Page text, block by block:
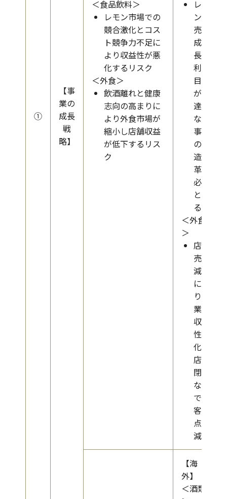
①
【事
業の
成長
戦
略】
＜食品飲料＞
レモン市場での
競合激化とコス
ト競争力不足に
より収益性が悪
化するリスク
＜外食＞
飲酒離れと健康
志向の高まりに
より外食市場が
縮小し店舗収益
が低下するリス
ク
レモ
ンの
売上
成
長、
利益
目標
が未
達と
なり
事業
の構
造改
革が
必要
とな
る
＜外食
＞
店舗
売上
減少
によ
り事
業の
収益
性悪
化、
店舗
閉鎖
など
で顧
客接
点も
減少
【海
外】
＜酒類